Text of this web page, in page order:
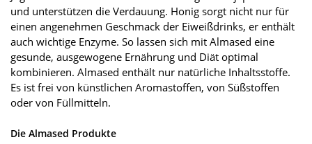
und unterstützen die Verdauung. Honig sorgt nicht nur für
einen angenehmen Geschmack der Eiweißdrinks, er enthält
auch wichtige Enzyme. So lassen sich mit Almased eine
gesunde, ausgewogene Ernährung und Diät optimal
kombinieren. Almased enthält nur natürliche Inhaltsstoffe.
Es ist frei von künstlichen Aromastoffen, von Süßstoffen
oder von Füllmitteln.
Die Almased Produkte